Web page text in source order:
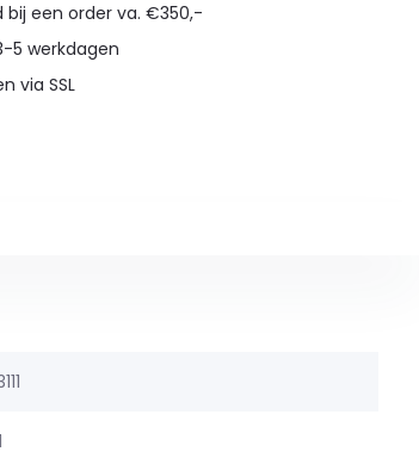
bij een order va. €350,-
5 werkdagen
via SSL